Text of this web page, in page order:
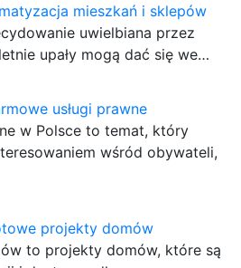
mieszkań i sklepów
uwielbiana przez
upały mogą dać się we…
usługi prawne
w Polsce to temat, który
wśród obywateli,
projekty domów
to projekty domów, które są